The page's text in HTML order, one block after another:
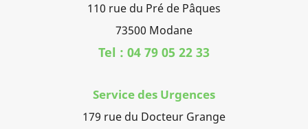
110 rue du Pré de Pâques
73500 Modane
Tel : 04 79 05 22 33
Service des Urgences
179 rue du Docteur Grange